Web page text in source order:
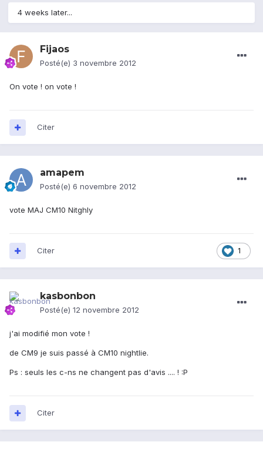
4 weeks later...
Fijaos
Posté(e) 3 novembre 2012
On vote ! on vote !
Citer
amapem
Posté(e) 6 novembre 2012
vote MAJ CM10 Nitghly
1
Citer
kasbonbon
Posté(e) 12 novembre 2012
j'ai modifié mon vote !
de CM9 je suis passé à CM10 nightlie.
Ps : seuls les c-ns ne changent pas d'avis .... ! :P
Citer